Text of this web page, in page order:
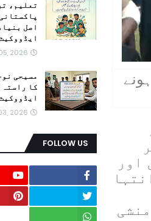
تعلیم،
اصل
2026
مسیحی
کا راستہ
2026
FOLLOW US